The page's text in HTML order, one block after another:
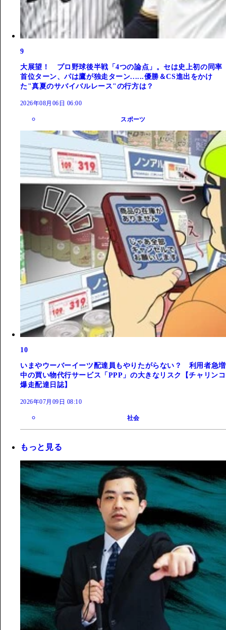
9
大展望！ プロ野球後半戦「4つの論点」。セは史上初の同率
首位ターン、パは鷹が独走ターン......優勝＆CS進出をかけ
た"真夏のサバイバルレース"の行方は？
2026年08月06日 06:00
スポーツ
10
いまやウーバーイーツ配達員もやりたがらない？ 利用者急増
中の買い物代行サービス「PPP」の大きなリスク【チャリンコ
爆走配達日誌】
2026年07月09日 08:10
社会
もっと見る